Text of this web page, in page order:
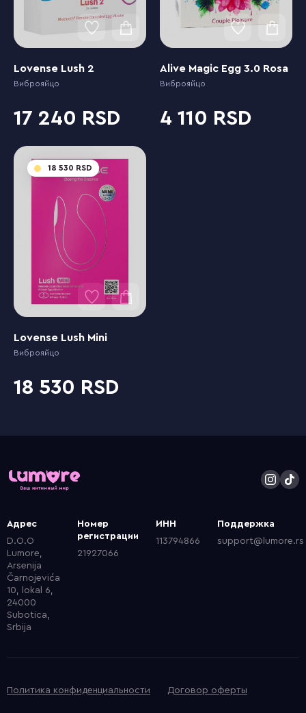
Lovense Lush 2
Виброяйцо
17 240
Alive Magic Egg 3.0 Rosa
Виброяйцо
4 110
18 530
Lovense Lush Mini
Виброяйцо
18 530
Адрес
D.O.O
Lumore,
Arsenija
Čarnojevića
10, lokal 6,
24000
Subotica,
Srbija
Номер
регистрации
21927066
ИНН
113794866
Поддержка
support@lumore.rs
Политика конфиденциальности Договор оферты